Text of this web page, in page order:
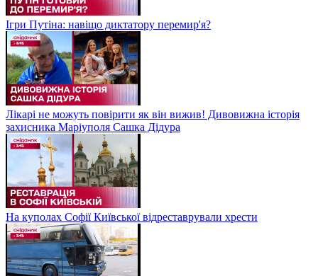
Ігри Путіна: навіщо диктатору перемир'я?
Лікарі не можуть повірити як він вижив! Дивовижна історія
захисника Маріуполя Сашка Дідура
На куполах Софії Київської відреставрували хрести